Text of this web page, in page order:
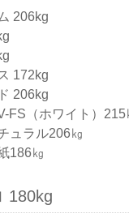
206kg
172kg
206kg
FS（ホワイト）215
ュラル206㎏
186㎏
180kg